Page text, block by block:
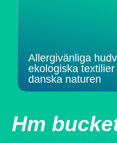
Allergivänliga
ekologiska
danska naturen
Hm